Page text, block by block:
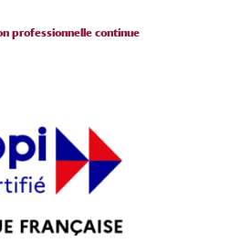
professionnelle continue